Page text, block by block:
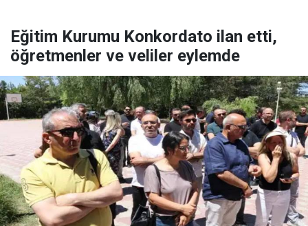
Eğitim Kurumu Konkordato ilan etti,
öğretmenler ve veliler eylemde